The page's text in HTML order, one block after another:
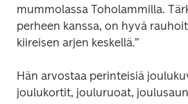
mummolassa Toholammilla.
perheen kanssa, on hyvä
kiireisen arjen keskellä.”
Hän arvostaa perinteisiä
joulukortit, jouluruoat,